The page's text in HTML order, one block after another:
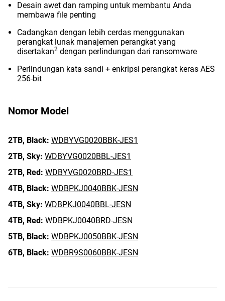
Desain awet dan ramping untuk membantu Anda
membawa file penting
Cadangkan dengan lebih cerdas menggunakan
perangkat lunak manajemen perangkat yang
disertakan2 dengan perlindungan dari ransomware
Perlindungan kata sandi + enkripsi perangkat keras AES
256-bit
Nomor Model
2TB, Black: WDBYVG0020BBK-JES1
2TB, Sky: WDBYVG0020BBL-JES1
2TB, Red: WDBYVG0020BRD-JES1
4TB, Black: WDBPKJ0040BBK-JESN
4TB, Sky: WDBPKJ0040BBL-JESN
4TB, Red: WDBPKJ0040BRD-JESN
5TB, Black: WDBPKJ0050BBK-JESN
6TB, Black: WDBR9S0060BBK-JESN